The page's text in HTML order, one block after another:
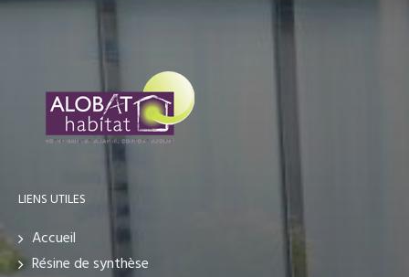
LIENS UTILES
Accueil
Résine de synthèse